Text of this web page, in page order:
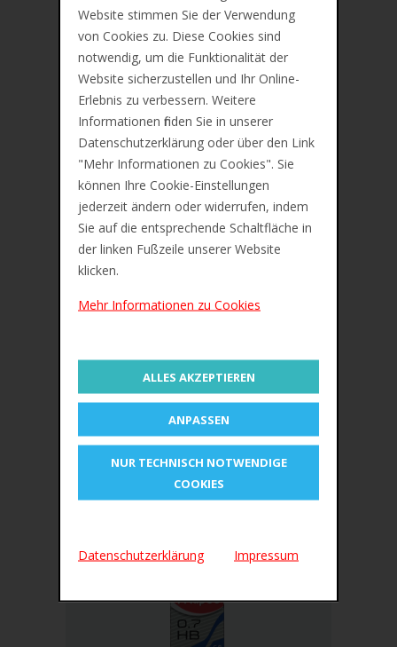
Website stimmen Sie der Verwendung
von Cookies zu. Diese Cookies sind
notwendig, um die Funktionalität der
Website sicherzustellen und Ihr Online-
Erlebnis zu verbessern. Weitere
Informationen finden Sie in unserer
Datenschutzerklärung oder über den Link
"Mehr Informationen zu Cookies". Sie
können Ihre Cookie-Einstellungen
jederzeit ändern oder widerrufen, indem
Sie auf die entsprechende Schaltfläche in
der linken Fußzeile unserer Website
klicken.
Mehr Informationen zu Cookies
ALLES AKZEPTIEREN
ANPASSEN
NUR TECHNISCH NOTWENDIGE
COOKIES
Datenschutzerklärung Impressum
Preis inkl. 19% MwSt. Zzgl.Versandkosten
Beschreibung
Zusätzliche Information
Bewertungen (0)
Bleistiftset Noris Jubiläum, Blisterkarte
Inhalt:
3x Bleistift Noris, Härtegrad: HB, Strichstärke:
2,0 mm (120-2)
1x Spitzer Black Line (510 50-9), für
1x Radierer Noris (526 N40), mit
Schiebemanschette • Maße: (B)33 x (T)16 x
(H)13 mm
Maße Blisterkarte: (B)153 x (H)241 mm